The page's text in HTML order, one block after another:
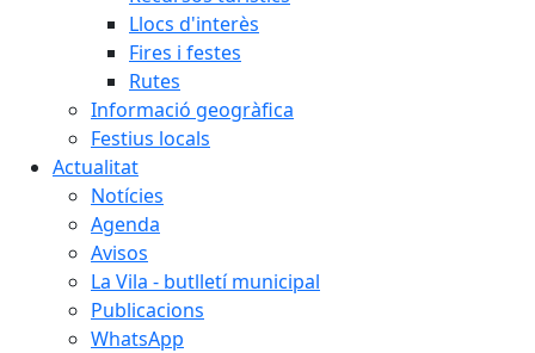
Llocs d'interès
Fires i festes
Rutes
Informació geogràfica
Festius locals
Actualitat
Notícies
Agenda
Avisos
La Vila - butlletí municipal
Publicacions
WhatsApp